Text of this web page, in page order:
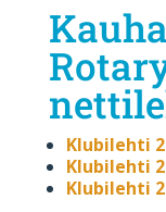
Klubilehti
Klubilehti
Klubilehti